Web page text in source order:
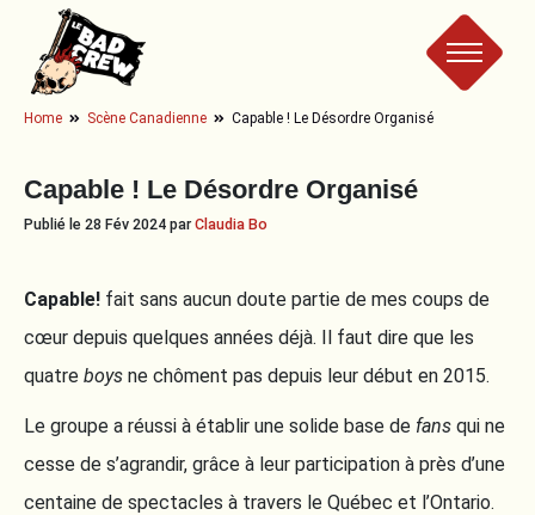
Le
Bad
Crew
Home Scène Canadienne Capable ! Le Désordre Organisé
Capable ! Le Désordre Organisé
Publié le 28 Fév 2024 parClaudia Bo
Capable! fait sans aucun doute partie de mes coups de
cœur depuis quelques années déjà. Il faut dire que les
quatre boys ne chôment pas depuis leur début en 2015.
Le groupe a réussi à établir une solide base de fans qui ne
cesse de s’agrandir, grâce à leur participation à près d’une
centaine de spectacles à travers le Québec et l’Ontario.